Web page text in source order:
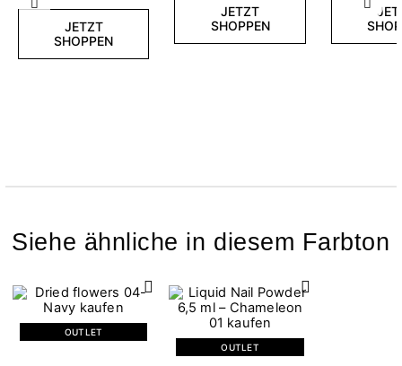
Zurück
JETZT
SHOPPEN
JETZT
SHOPPEN
Siehe ähnliche in diesem Farbton
OUTLET
OUTLET